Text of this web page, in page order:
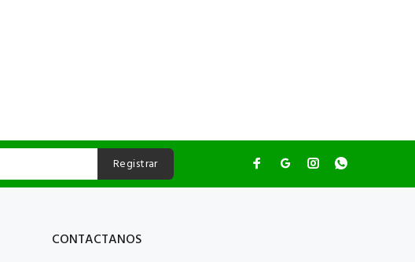
Registrar
CONTACTANOS